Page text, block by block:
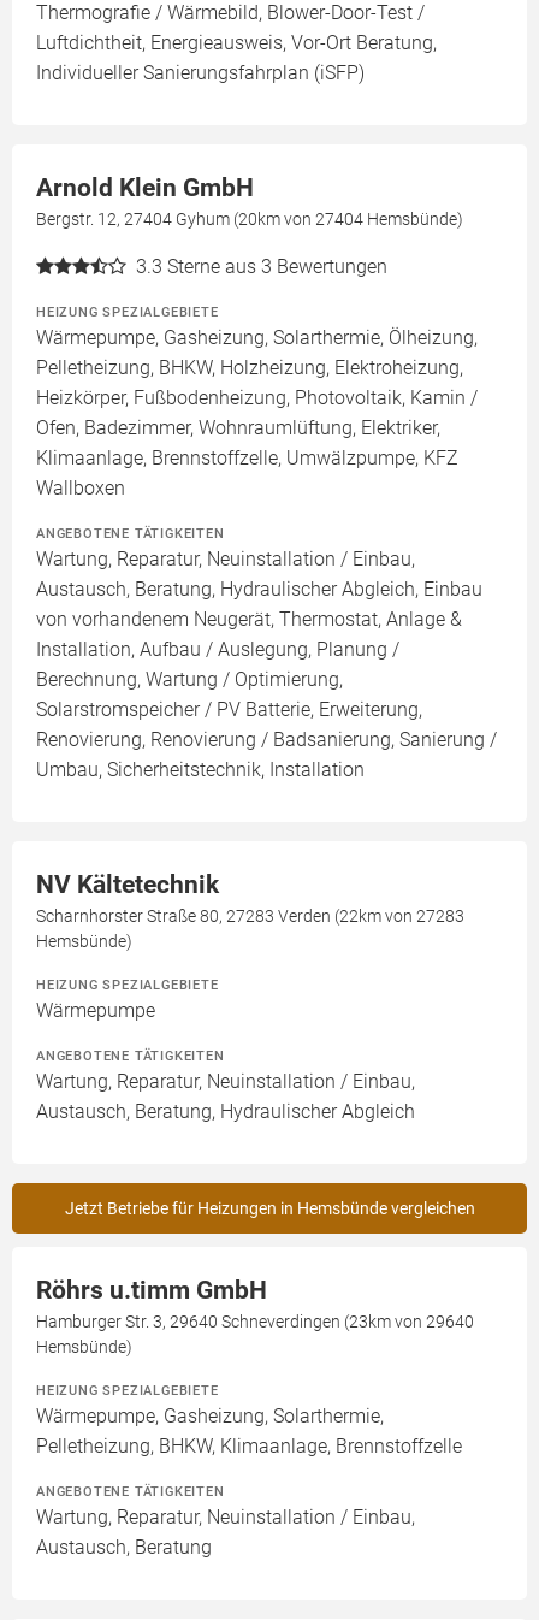
Thermografie / Wärmebild, Blower-Door-Test /
Luftdichtheit, Energieausweis, Vor-Ort Beratung,
Individueller Sanierungsfahrplan (iSFP)
Arnold Klein GmbH
Bergstr. 12, 27404 Gyhum (20km von 27404 Hemsbünde)
3.3 Sterne aus 3 Bewertungen
HEIZUNG SPEZIALGEBIETE
Wärmepumpe, Gasheizung, Solarthermie, Ölheizung,
Pelletheizung, BHKW, Holzheizung, Elektroheizung,
Heizkörper, Fußbodenheizung, Photovoltaik, Kamin /
Ofen, Badezimmer, Wohnraumlüftung, Elektriker,
Klimaanlage, Brennstoffzelle, Umwälzpumpe, KFZ
Wallboxen
ANGEBOTENE TÄTIGKEITEN
Wartung, Reparatur, Neuinstallation / Einbau,
Austausch, Beratung, Hydraulischer Abgleich, Einbau
von vorhandenem Neugerät, Thermostat, Anlage &
Installation, Aufbau / Auslegung, Planung /
Berechnung, Wartung / Optimierung,
Solarstromspeicher / PV Batterie, Erweiterung,
Renovierung, Renovierung / Badsanierung, Sanierung /
Umbau, Sicherheitstechnik, Installation
NV Kältetechnik
Scharnhorster Straße 80, 27283 Verden (22km von 27283
Hemsbünde)
HEIZUNG SPEZIALGEBIETE
Wärmepumpe
ANGEBOTENE TÄTIGKEITEN
Wartung, Reparatur, Neuinstallation / Einbau,
Austausch, Beratung, Hydraulischer Abgleich
Jetzt Betriebe für Heizungen in Hemsbünde vergleichen
Röhrs u.timm GmbH
Hamburger Str. 3, 29640 Schneverdingen (23km von 29640
Hemsbünde)
HEIZUNG SPEZIALGEBIETE
Wärmepumpe, Gasheizung, Solarthermie,
Pelletheizung, BHKW, Klimaanlage, Brennstoffzelle
ANGEBOTENE TÄTIGKEITEN
Wartung, Reparatur, Neuinstallation / Einbau,
Austausch, Beratung